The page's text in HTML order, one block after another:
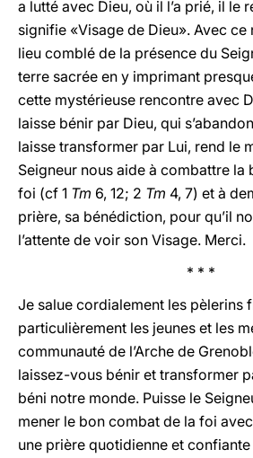
a lutté avec Dieu, où il l’a prié, il le
signifie «Visage de Dieu». Avec
lieu comblé de la présence du
terre sacrée en y imprimant
cette mystérieuse rencontre avec
laisse bénir par Dieu, qui
laisse transformer par Lui, rend le
Seigneur nous aide à combattre la
foi (cf 1 Tm 6, 12; 2 Tm 4, 7) et à
prière, sa bénédiction, pour qu’il
l’attente de voir son Visage. Merci.
* * *
Je salue cordialement les pèlerins
particulièrement les jeunes et les
communauté de l’Arche de
laissez-vous bénir et transformer
béni notre monde. Puisse le
mener le bon combat de la foi
une prière quotidienne et confiante